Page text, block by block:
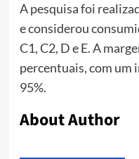
A pesquisa foi
e considerou
C1, C2, D e E. A
percentuais, com um
95%.
About Author